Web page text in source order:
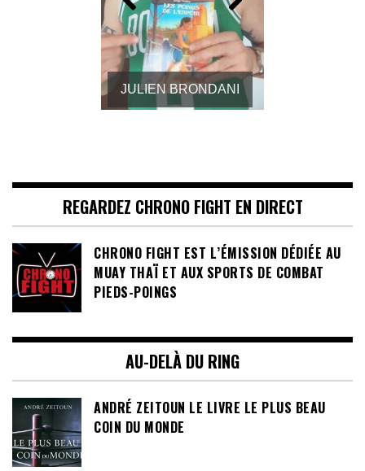
JULIEN BRONDANI
REGARDEZ CHRONO FIGHT EN DIRECT
CHRONO FIGHT EST L’ÉMISSION DÉDIÉE AU
MUAY THAÏ ET AUX SPORTS DE COMBAT
PIEDS-POINGS
AU-DELÀ DU RING
ANDRÉ ZEITOUN LE LIVRE LE PLUS BEAU
COIN DU MONDE